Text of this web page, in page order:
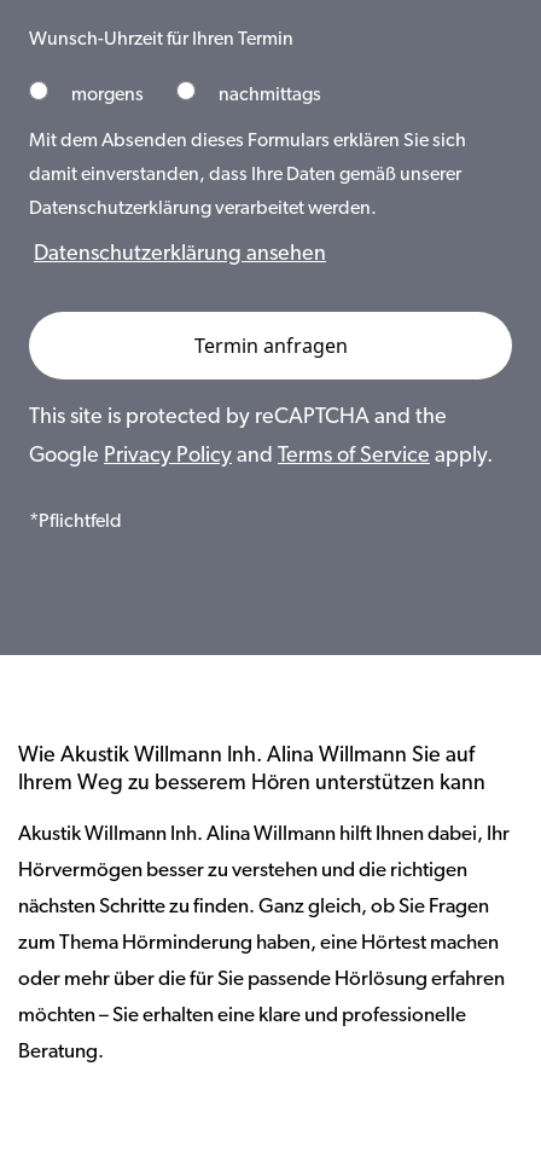
Wunsch-Uhrzeit für Ihren Termin
morgens nachmittags
Mit dem Absenden dieses Formulars erklären Sie sich
damit einverstanden, dass Ihre Daten gemäß unserer
Datenschutzerklärung verarbeitet werden.
Datenschutzerklärung ansehen
This site is protected by reCAPTCHA and the
Google Privacy Policy and Terms of Service apply.
*Pflichtfeld
Wie Akustik Willmann Inh. Alina Willmann Sie auf
Ihrem Weg zu besserem Hören unterstützen kann
Akustik Willmann Inh. Alina Willmann hilft Ihnen dabei, Ihr
Hörvermögen besser zu verstehen und die richtigen
nächsten Schritte zu finden. Ganz gleich, ob Sie Fragen
zum Thema Hörminderung haben, eine Hörtest machen
oder mehr über die für Sie passende Hörlösung erfahren
möchten – Sie erhalten eine klare und professionelle
Beratung.